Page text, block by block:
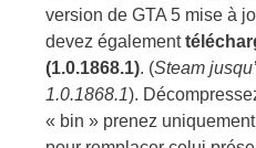
version de GTA 5 mise à
devez également
(1.0.1868.1). (Steam
1.0.1868.1).
« bin » prenez